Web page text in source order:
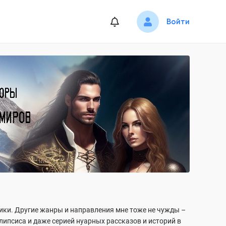
Войти
Другие жанры и направления мне тоже не чужды –
и даже серией нуарных рассказов и историй в